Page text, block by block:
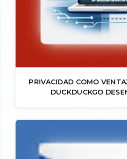
PRIVACIDAD COMO
DUCKDUCKGO